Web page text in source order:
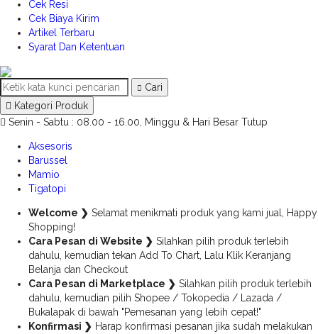
Cek Resi
Cek Biaya Kirim
Artikel Terbaru
Syarat Dan Ketentuan
Cari
Kategori Produk
Senin - Sabtu : 08.00 - 16.00, Minggu & Hari Besar Tutup
Aksesoris
Barussel
Mamio
Tigatopi
Welcome ❯ Selamat menikmati produk yang kami jual, Happy
Shopping!
Cara Pesan di Website ❯ Silahkan pilih produk terlebih
dahulu, kemudian tekan Add To Chart, Lalu Klik Keranjang
Belanja dan Checkout
Cara Pesan di Marketplace ❯ Silahkan pilih produk terlebih
dahulu, kemudian pilih Shopee / Tokopedia / Lazada /
Bukalapak di bawah "Pemesanan yang lebih cepat!"
Konfirmasi ❯ Harap konfirmasi pesanan jika sudah melakukan